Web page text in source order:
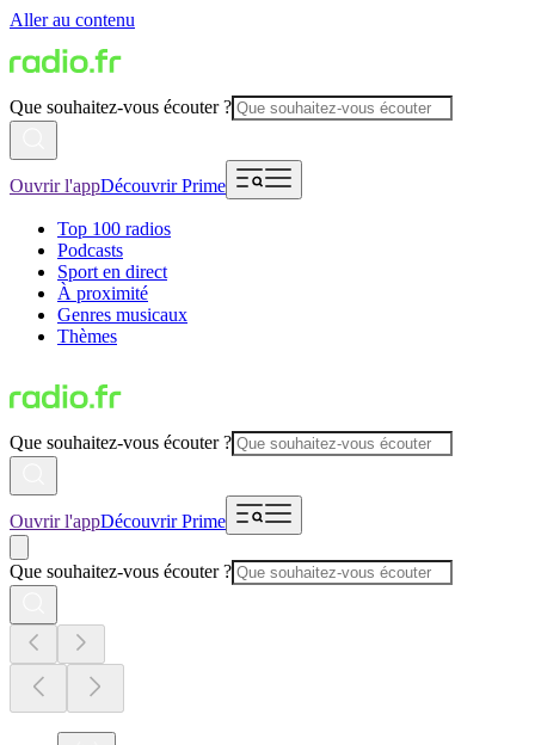
Aller au contenu
Que souhaitez-vous écouter ?
Ouvrir l'appDécouvrir Prime
Top 100 radios
Podcasts
Sport en direct
À proximité
Genres musicaux
Thèmes
Que souhaitez-vous écouter ?
Ouvrir l'appDécouvrir Prime
Que souhaitez-vous écouter ?